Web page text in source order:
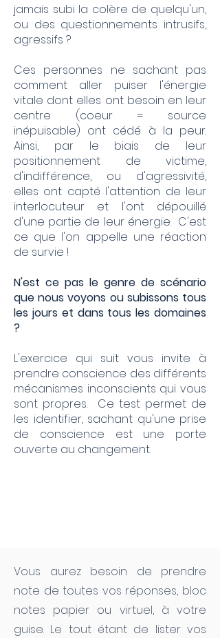
jamais subi la colère de quelqu'un,
ou des questionnements intrusifs,
agressifs ?
Ces personnes ne sachant pas
comment aller puiser l'énergie
vitale dont elles ont besoin en leur
centre (coeur = source
inépuisable) ont cédé à la peur.
Ainsi, par le biais de leur
positionnement de victime,
d'indifférence, ou d'agressivité,
elles ont capté l'attention de leur
interlocuteur et l'ont dépouillé
d'une partie de leur énergie. C'est
ce que l'on appelle une réaction
de survie !
N'est ce pas le genre de scénario
que nous voyons ou subissons tous
les jours et dans tous les domaines
?
L'exercice qui suit vous invite à
prendre conscience des différents
mécanismes inconscients qui vous
sont propres. Ce test permet de
les identifier, sachant qu'une prise
de conscience est une porte
ouverte au changement.
Vous aurez besoin de prendre
note de toutes vos réponses, bloc
notes papier ou virtuel, à votre
guise. Le tout étant de lister vos